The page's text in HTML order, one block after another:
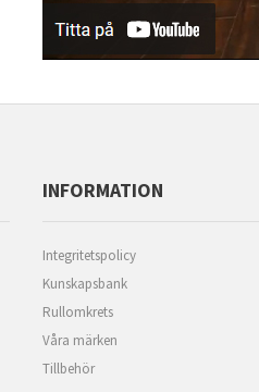
INFORMATION
Integritetspolicy
Kunskapsbank
Rullomkrets
Våra märken
Tillbehör